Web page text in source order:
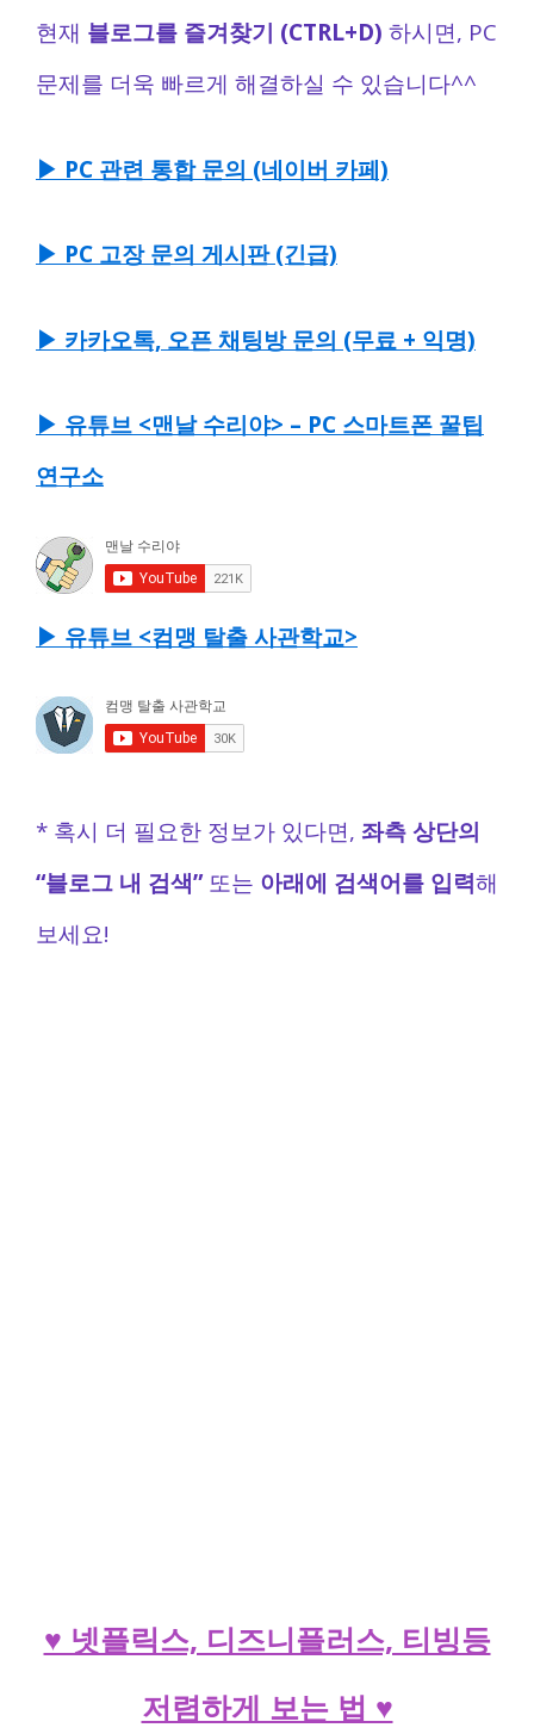
현재 블로그를 즐겨찾기 (CTRL+D) 하시면, PC
문제를 더욱 빠르게 해결하실 수 있습니다^^
▶ PC 관련 통합 문의 (네이버 카페)
▶ PC 고장 문의 게시판 (긴급)
▶ 카카오톡, 오픈 채팅방 문의 (무료 + 익명)
▶ 유튜브 <맨날 수리야> – PC 스마트폰 꿀팁
연구소
▶ 유튜브 <컴맹 탈출 사관학교>
* 혹시 더 필요한 정보가 있다면, 좌측 상단의
“블로그 내 검색”또는 아래에 검색어를 입력해
보세요!
♥ 넷플릭스, 디즈니플러스, 티빙등
저렴하게 보는 법 ♥